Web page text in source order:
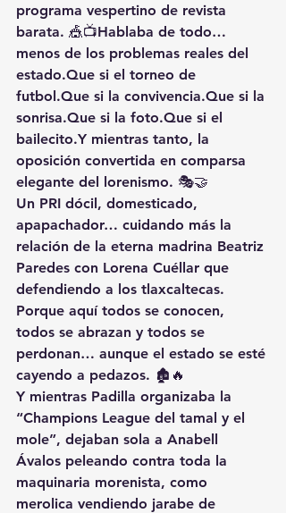
programa vespertino de revista
barata. 🎪📺Hablaba de todo…
menos de los problemas reales del
estado.Que si el torneo de
futbol.Que si la convivencia.Que si la
sonrisa.Que si la foto.Que si el
bailecito.Y mientras tanto, la
oposición convertida en comparsa
elegante del lorenismo. 🎭🤝
Un PRI dócil, domesticado,
apapachador… cuidando más la
relación de la eterna madrina Beatriz
Paredes con Lorena Cuéllar que
defendiendo a los tlaxcaltecas.
Porque aquí todos se conocen,
todos se abrazan y todos se
perdonan… aunque el estado se esté
cayendo a pedazos. 🏚️🔥
Y mientras Padilla organizaba la
“Champions League del tamal y el
mole”, dejaban sola a Anabell
Ávalos peleando contra toda la
maquinaria morenista, como
merolica vendiendo jarabe de